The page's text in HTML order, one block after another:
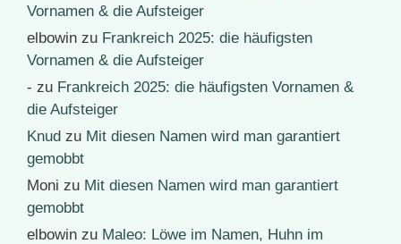
Vornamen & die Aufsteiger
elbowin zu Frankreich 2025: die häufigsten
Vornamen & die Aufsteiger
- zu Frankreich 2025: die häufigsten Vornamen &
die Aufsteiger
Knud zu Mit diesen Namen wird man garantiert
gemobbt
Moni zu Mit diesen Namen wird man garantiert
gemobbt
elbowin zu Maleo: Löwe im Namen, Huhn im